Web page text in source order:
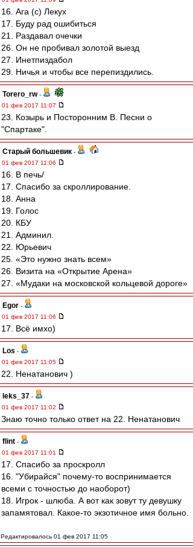
16. Ага (с) Лекух
17. Буду рад ошибиться
21. Раздавал очечки
26. Он не пробивал золотой выезд
27. Инетпиздабол
29. Ничья и чтобы все перепиздились.
Torero_rw-
01 фев 2017 11:07
23. Козырь и Посторонним В. Песни о
"Спартаке".
Старый большевик -
01 фев 2017 11:06
16. В печь/
17. Спасибо за скроллирование.
18. Анна
19. Голос
20. КБУ
21. Админил.
22. Юрьевич
25. «Это нужно знать всем»
26. Визита на «Открытие Арена»
27. «Мудаки на московской кольцевой дороге»
Egor -
01 фев 2017 11:06
17. Всё имхо)
Los -
01 фев 2017 11:05
22. Ненатанович )
leks_37 -
01 фев 2017 11:02
Знаю точно только ответ на 22. Ненатанович
flint -
01 фев 2017 11:01
17. Спасибо за проскролл
16. "Убирайся" почему-то воспринимается
всеми с точностью до наоборот)
18. Игрок - шлюба. А вот как зовут ту девушку
запамятовал. Какое-то экзотичное имя больно.
Редактировалось 01 фев 2017 11:05